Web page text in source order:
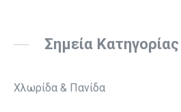
Σημεία Κατηγορίας
Χλωρίδα & Πανίδα